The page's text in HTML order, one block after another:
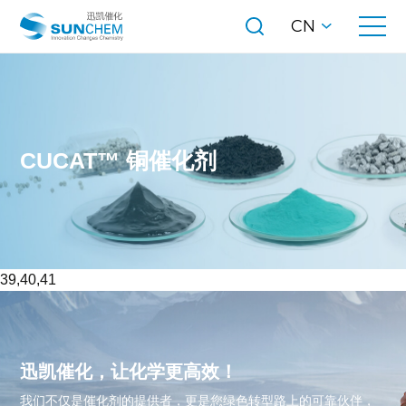
CN
CUCAT™ 铜催化剂
39,40,41
迅凯催化，让化学更高效！
我们不仅是催化剂的提供者，更是您绿色转型路上的可靠伙伴，